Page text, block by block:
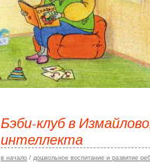
Бэби-клуб в
интеллекта
в начало / дошкольное воспитание и развитие